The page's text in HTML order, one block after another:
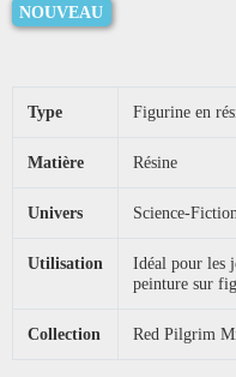
NOUVEAU
Type Figurine en
Matière Résine
Univers Science-
Utilisation
Idéal pour les
peinture sur
Collection Red Pilgrim